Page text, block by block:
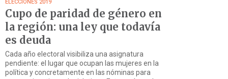
ELECCIONES 2019
Cupo de paridad de género en
la región: una ley que todavía
es deuda
Cada año electoral visibiliza una asignatura
pendiente: el lugar que ocupan las mujeres en la
política y concretamente en las nóminas para